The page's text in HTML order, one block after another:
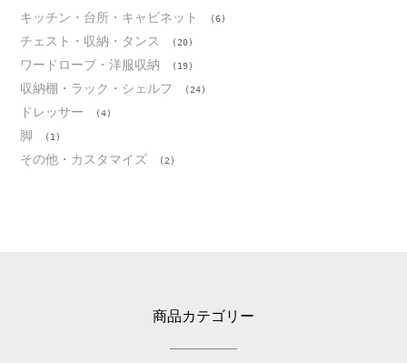
キッチン・台所・キャビネット (6)
チェスト・収納・タンス (20)
ワードローブ・洋服収納 (19)
収納棚・ラック・シェルフ (24)
ドレッサー (4)
脚 (1)
その他・カスタマイズ (2)
商品カテゴリー